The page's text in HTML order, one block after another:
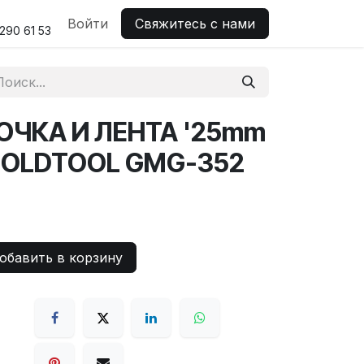
поддержка
61 53 Войти Свяжитесь с нами
И ЛЕНТА '25mm
GMG-352
в корзину